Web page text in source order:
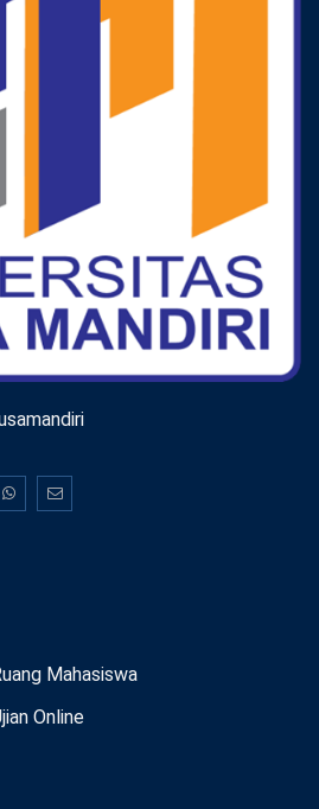
Mahasiswa
Online